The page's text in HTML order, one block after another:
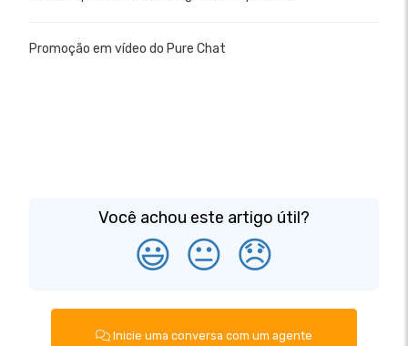
Promoção em vídeo do Pure Chat
Você achou este artigo útil?
😃 😐 😞
Inicie uma conversa com um agente